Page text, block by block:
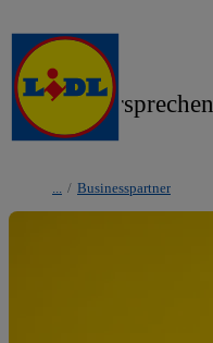
Unser Versprechen
/ Businesspartner